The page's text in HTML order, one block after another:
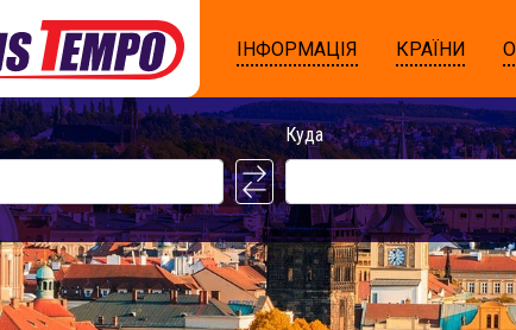
ІНФОРМАЦІЯ КРАЇНИ
Куда